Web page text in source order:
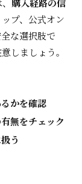
購入経路の信
プ、公式オン
な選択肢で
しましょう。
かを確認
無をチェック
う